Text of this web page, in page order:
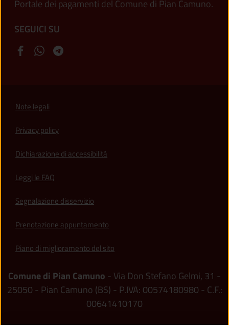
Portale dei pagamenti del Comune di Pian Camuno.
SEGUICI SU
Note legali
Privacy policy
Dichiarazione di accessibilità
Leggi le FAQ
Segnalazione disservizio
Prenotazione appuntamento
Piano di miglioramento del sito
Comune di Pian Camuno - Via Don Stefano Gelmi, 31 -
25050 - Pian Camuno (BS) - P.IVA: 00574180980 - C.F.:
00641410170